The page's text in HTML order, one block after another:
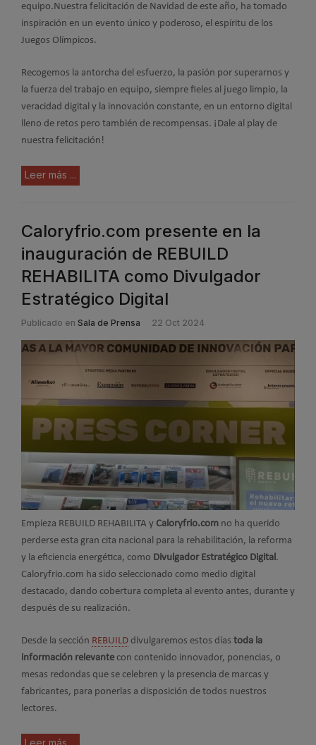
equipo.Nuestra felicitación de Navidad de este año, ha tomado
inspiración en un evento único y poderoso, el espíritu de los
Juegos Olímpicos.
Recogemos la antorcha del esfuerzo, la pasión por superarnos y
la fuerza del trabajo en equipo, siempre fieles al juego limpio, la
veracidad digital y la innovación constante, en un entorno digital
lleno de retos pero también de recompensas. ¡Dale al play de
nuestra felicitación!
Leer más ...
Caloryfrio.com presente en la
inauguración de REBUILD
REHABILITA como Divulgador
Estratégico Digital
Publicado en Sala de Prensa 22 Oct 2024
Empieza REBUILD REHABILITA y Caloryfrio.com no ha querido
perderse esta gran cita nacional para la rehabilitación, la reforma
y la eficiencia energética, como Divulgador Estratégico Digital .
Caloryfrio.com ha sido seleccionado como medio digital
destacado, dando cobertura completa al evento antes, durante y
después de su realización.
Desde la sección REBUILD divulgaremos estos días toda la
información relevantecon contenido innovador, ponencias, o
mesas redondas que se celebren y la presencia de marcas y
fabricantes, para ponerlas a disposición de todos nuestros
lectores.
Leer más ...